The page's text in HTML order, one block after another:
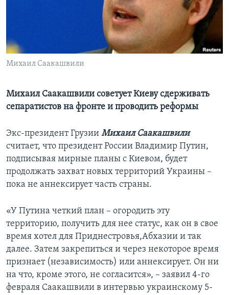
СОЦИАЛЬНЫЕ СЕТИ
Языки
Михаил Саакашвили
Михаил Саакашвили советует Киеву сдерживать
сепаратистов на фронте и проводить реформы
Экс-президент Грузии Михаил Саакашвили
считает, что президент России Владимир Путин,
подписывая мирные планы с Киевом, будет
продолжать захват новых территорий Украины –
пока не аннексирует часть страны.
«У Путина четкий план – огородить эту
территорию, получить для нее статус, как он в свое
время хотел для Приднестровья,Абхазии и так
далее. Затем закрепиться и через некоторое время
признает (независимость) или аннексирует. Он ни
на что, кроме этого, не согласится», – заявил 4-го
февраля Саакашвили в интервью украинскому 5-